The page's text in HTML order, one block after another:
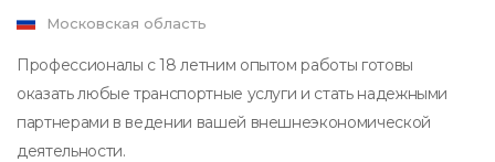
Московская область
Профессионалы c 18 летним опытом работы готовы
оказать любые транспортные услуги и стать надежными
партнерами в ведении вашей внешнеэкономической
деятельности.